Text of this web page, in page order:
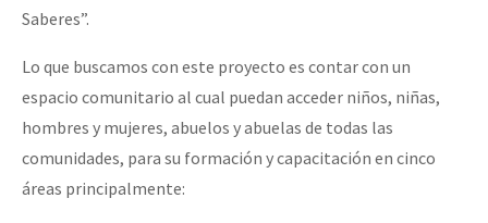
Saberes”.
Lo que buscamos con este proyecto es contar con un
espacio comunitario al cual puedan acceder niños, niñas,
hombres y mujeres, abuelos y abuelas de todas las
comunidades, para su formación y capacitación en cinco
áreas principalmente: